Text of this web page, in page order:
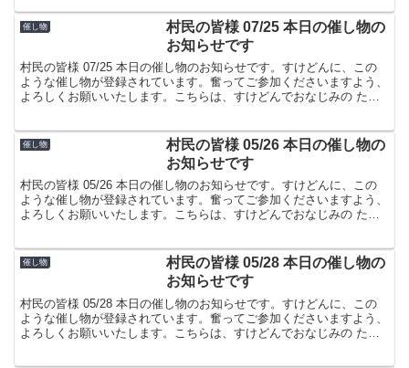
催し物
村民の皆様 07/25 本日の催し物の
お知らせです
村民の皆様 07/25 本日の催し物のお知らせです。すけどんに、この
ような催し物が登録されています。奮ってご参加くださいますよう、
よろしくお願いいたします。こちらは、すけどんでおなじみの たま
催し物
村民の皆様 05/26 本日の催し物の
お知らせです
村民の皆様 05/26 本日の催し物のお知らせです。すけどんに、この
ような催し物が登録されています。奮ってご参加くださいますよう、
よろしくお願いいたします。こちらは、すけどんでおなじみの たま
催し物
村民の皆様 05/28 本日の催し物の
お知らせです
村民の皆様 05/28 本日の催し物のお知らせです。すけどんに、この
ような催し物が登録されています。奮ってご参加くださいますよう、
よろしくお願いいたします。こちらは、すけどんでおなじみの たま